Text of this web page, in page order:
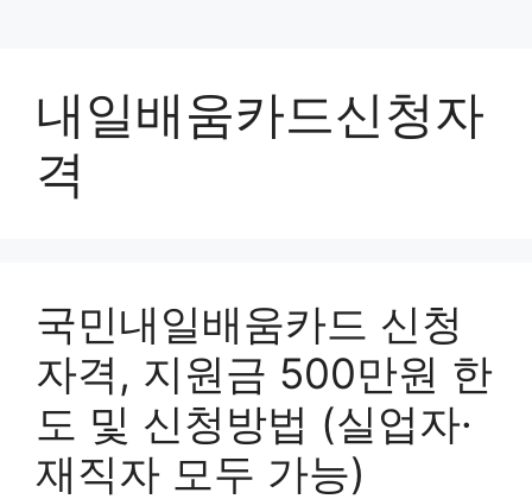
내일배움카드신청자
격
국민내일배움카드 신청
자격, 지원금 500만원 한
도 및 신청방법 (실업자·
재직자 모두 가능)